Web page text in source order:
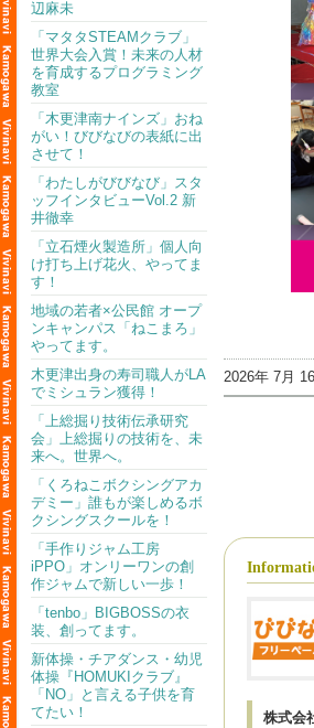
辺麻未
「マタタSTEAMクラブ」
世界大会入賞！未来の人材
を育成するプログラミング
教室
「木更津南ナインズ」おね
がい！びびなびの表紙に出
させて！
「わたしがびびなび」スタ
ッフインタビューVol.2 新
井徹幸
「立石煙火製造所」個人向
け打ち上げ花火、やってま
す！
地域の若者×公民館 オープ
ンキャンパス「ねこまろ」
やってます。
木更津出身の寿司職人がLA
でミシュラン獲得！
「上総掘り技術伝承研究
会」上総掘りの技術を、未
来へ。世界へ。
「くろねこボクシングアカ
デミー」誰もが楽しめるボ
クシングスクールを！
「手作りジャム工房
iPPO」オンリーワンの創
作ジャムで新しい一歩！
「tenbo」BIGBOSSの衣
装、創ってます。
新体操・チアダンス・幼児
体操『HOMUKIクラブ』
「NO」と言える子供を育
てたい！
2026年 7月
株式会